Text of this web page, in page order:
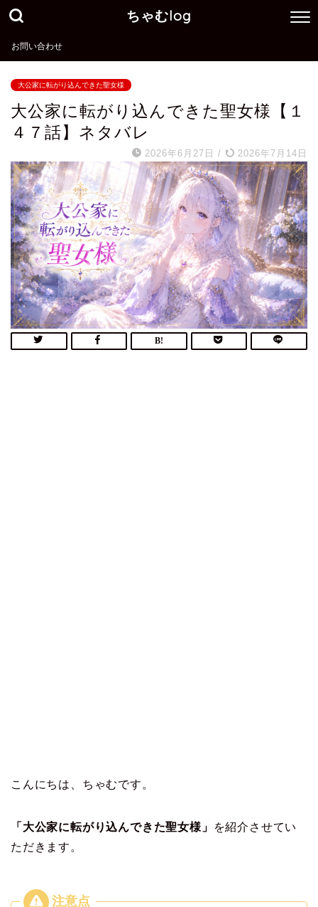
ちゃむlog
お問い合わせ
大公家に転がり込んできた聖女様
大公家に転がり込んできた聖女様【１
４７話】ネタバレ
2026年6月27日 / 2026年7月14日
こんにちは、ちゃむです。
「大公家に転がり込んできた聖女様」
を紹介させてい
ただきます。